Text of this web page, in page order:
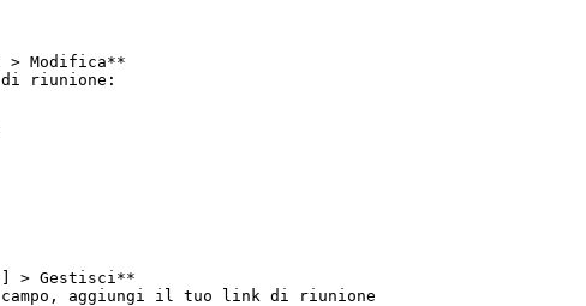
> Modifica**
riunione:
> Gestisci**
aggiungi il tuo link di riunione